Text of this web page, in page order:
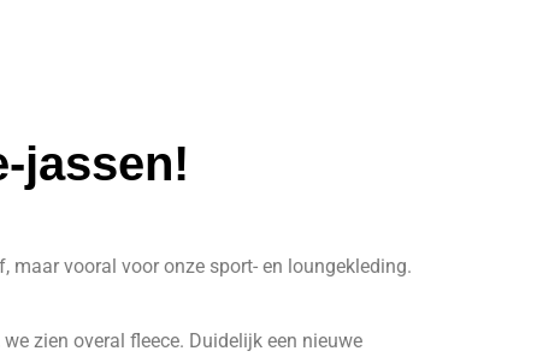
jassen!
maar vooral voor onze sport- en loungekleding.
zien overal fleece. Duidelijk een nieuwe